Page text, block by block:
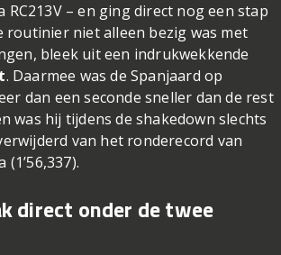
RC213V – en ging direct nog een stap
routinier niet alleen bezig was met
bleek uit een indrukwekkende
. Daarmee was de Spanjaard op
dan een seconde sneller dan de rest
was hij tijdens de shakedown slechts
van het ronderecord van
(1’56,337).
direct onder de twee